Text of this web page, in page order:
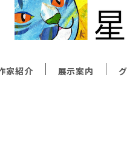
家紹介 展示案内